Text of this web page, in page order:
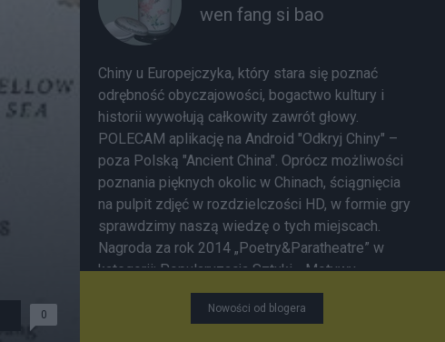
0
wen fang si bao
Chiny u Europejczyka, który stara się poznać
odrębność obyczajowości, bogactwo kultury i
historii wywołują całkowity zawrót głowy.
POLECAM aplikację na Android "Odkryj Chiny" –
poza Polską "Ancient China". Oprócz możliwości
poznania pięknych okolic w Chinach, ściągnięcia
na pulpit zdjęć w rozdzielczości HD, w formie gry
sprawdzimy naszą wiedzę o tych miejscach.
Nagroda za rok 2014 „Poetry&Paratheatre” w
kategorii: Popularyzacja Sztuki - Motywy
przyrodnicze w poezji chińskiej
Nowości od blogera